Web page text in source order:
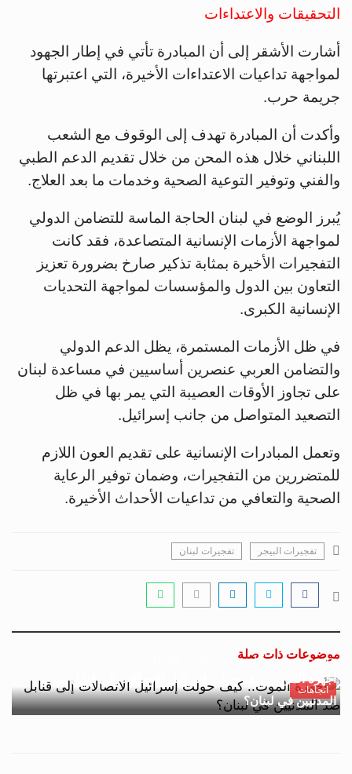
التحقيقات والاعتداءات
أشارت الأشقر إلى أن المبادرة تأتي في إطار الجهود
لمواجهة تداعيات الاعتداءات الأخيرة، التي اعتبرتها
جريمة حرب.
وأكدت أن المبادرة تهدف إلى الوقوف مع الشعب
اللبناني خلال هذه المحن من خلال تقديم الدعم الطبي
والفني وتوفير التوعية الصحية وخدمات ما بعد العلاج.
يُبرز الوضع في لبنان الحاجة الماسة للتضامن الدولي
لمواجهة الأزمات الإنسانية المتصاعدة، فقد كانت
التفجيرات الأخيرة بمثابة تذكير صارخ بضرورة تعزيز
التعاون بين الدول والمؤسسات لمواجهة التحديات
الإنسانية الكبرى.
في ظل الأزمات المستمرة، يظل الدعم الدولي
والتضامن العربي عنصرين أساسيين في مساعدة لبنان
على تجاوز الأوقات العصيبة التي يمر بها في ظل
التصعيد المتواصل من جانب إسرائيل.
وتعمل المبادرات الإنسانية على تقديم العون اللازم
للمتضررين من التفجيرات، وضمان توفير الرعاية
الصحية والتعافي من تداعيات الأحداث الأخيرة.
تفجيرات البيجر تفجيرات لبنان
موضوعات ذات صلة
اتجاهات
جسور بوست 17 سبتمبر 2025 - 13:14
أجهزة الموت.. كيف حولت إسرائيل الاتصالات إلى قنابل ضد
المدنيين في لبنان؟